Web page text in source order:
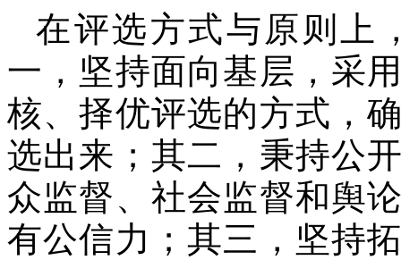
在评选方式与原则上
一，坚持面向基层，采
核、择优评选的方式，
选出来；其二，秉持公
众监督、社会监督和舆
有公信力；其三，坚持